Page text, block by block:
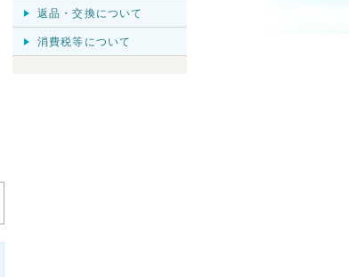
返品・交換について
消費税等について